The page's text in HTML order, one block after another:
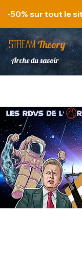
-50% sur tout le
STREAM Theory
Arche du savoir